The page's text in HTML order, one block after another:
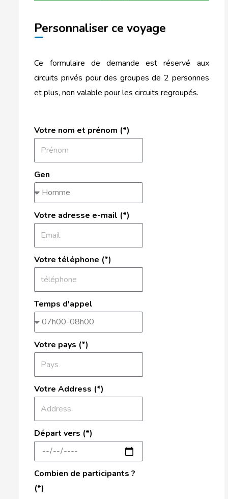
Personnaliser ce voyage
Ce formulaire de demande est réservé aux
circuits privés pour des groupes de 2 personnes
et plus, non valable pour les circuits regroupés.
Votre nom et prénom (*)
Gen
Votre adresse e-mail (*)
Votre téléphone (*)
Temps d'appel
Votre pays (*)
Votre Address (*)
Départ vers (*)
Combien de participants ?
(*)